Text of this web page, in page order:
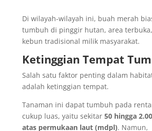
Di wilayah-wilayah ini, buah merah
tumbuh di pinggir hutan, area
kebun tradisional milik masyarakat.
Ketinggian Tempat
Salah satu faktor penting dalam
adalah ketinggian tempat.
Tanaman ini dapat tumbuh pada
cukup luas, yaitu sekitar 50 hingga
atas permukaan laut (mdpl). Namun,